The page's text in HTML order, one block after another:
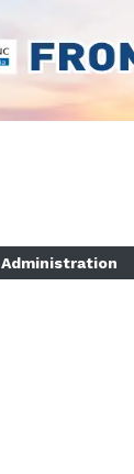
Administration